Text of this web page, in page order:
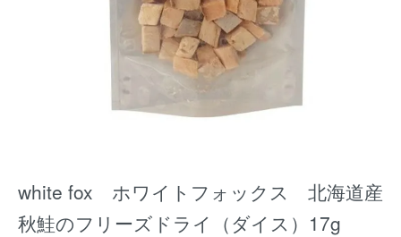
white fox ホワイトフォックス 北海道産
秋鮭のフリーズドライ（ダイス）17g